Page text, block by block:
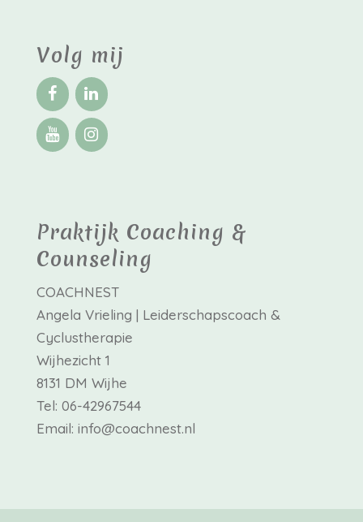
Volg mij
Praktijk Coaching &
Counseling
COACHNEST
Angela Vrieling | Leiderschapscoach &
Cyclustherapie
Wijhezicht 1
8131 DM Wijhe
Tel: 06-42967544
Email: info@coachnest.nl